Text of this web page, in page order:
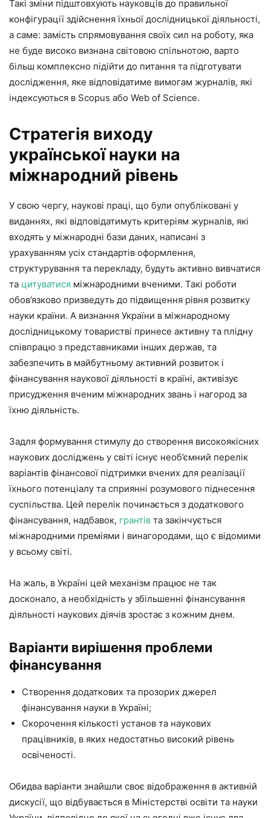
Такі зміни підштовхують науковців до правильної
конфігурації здійснення їхньої дослідницької діяльності,
а саме: замість спрямовування своїх сил на роботу, яка
не буде високо визнана світовою спільнотою, варто
більш комплексно підійти до питання та підготувати
дослідження, яке відповідатиме вимогам журналів, які
індексуються в Scopus або Web of Science.
Стратегія виходу
української науки на
міжнародний рівень
У свою чергу, наукові праці, що були опубліковані у
виданнях, які відповідатимуть критеріям журналів, які
входять у міжнародні бази даних, написані з
урахуванням усіх стандартів оформлення,
структурування та перекладу, будуть активно вивчатися
та цитуватися міжнародними вченими. Такі роботи
обов’язково призведуть до підвищення рівня розвитку
науки країни. А визнання України в міжнародному
дослідницькому товаристві принесе активну та плідну
співпрацю з представниками інших держав, та
забезпечить в майбутньому активний розвиток і
фінансування наукової діяльності в країні, активізує
присудження вченим міжнародних звань і нагород за
їхню діяльність.​​​​​​​​​​​​​​
Задля формування стимулу до створення високоякісних
наукових досліджень у світі існує необ’ємний перелік
варіантів фінансової підтримки вчених для реалізації
їхнього потенціалу та сприянні розумового піднесення
суспільства. Цей перелік починається з додаткового
фінансування, надбавок, грантів та закінчується
міжнародними преміями і винагородами, що є відомими
у всьому світі.
На жаль, в Україні цей механізм працює не так
досконало, а необхідність у збільшенні фінансування
діяльності наукових діячів зростає з кожним днем.
Варіанти вирішення проблеми
фінансування
Створення додаткових та прозорих джерел
фінансування науки в Україні;
Скорочення кількості установ та наукових
працівників, в яких недостатньо високий рівень
освіченості.
Обидва варіанти знайшли своє відображення в активній
дискусії, що відбувається в Міністерстві освіти та науки